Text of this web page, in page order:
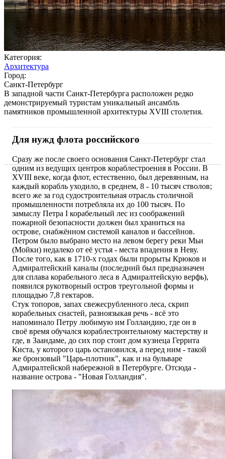
Категория:
Архитектура
Город:
Санкт-Петербург
В западной части Санкт-Петербурга расположен редко
демонстрируемый туристам уникальный ансамбль
памятников промышленной архитектуры XVIII столетия.
Для нужд флота российского
Сразу же после своего основания Санкт-Петербург стал
одним из ведущих центров кораблестроения в России. В
XVIII веке, когда флот, естественно, был деревянным, на
каждый корабль уходило, в среднем, 8 - 10 тысяч стволов;
всего же за год судостроительная отрасль столичной
промышленности потребляла их до 100 тысяч. По
замыслу Петра I корабельный лес из соображений
пожарной безопасности должен был храниться на
острове, снабжённом системой каналов и бассейнов.
Петром было выбрано место на левом берегу реки Мьи
(Мойки) недалеко от её устья - места впадения в Неву.
После того, как в 1710-х годах были прорыты Крюков и
Адмиралтейский каналы (последний был предназначен
для сплава корабельного леса в Адмиралтейскую верфь),
появился рукотворный остров треугольной формы и
площадью 7,8 гектаров.
Стук топоров, запах свежесрубленного леса, скрип
корабельных снастей, разноязыкая речь - всё это
напоминало Петру любимую им Голландию, где он в
своё время обучался кораблестроительному мастерству и
где, в Заандаме, до сих пор стоит дом кузнеца Геррита
Киста, у которого царь остановился, а перед ним - такой
же бронзовый "Царь-плотник", как и на бульваре
Адмиралтейской набережной в Петербурге. Отсюда -
название острова - "Новая Голландия".